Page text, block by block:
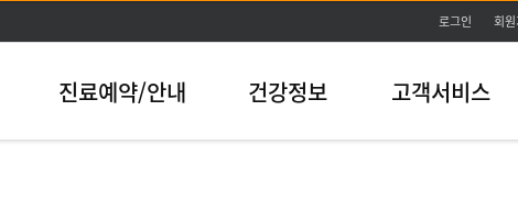
본문바로가기
로그인 회
진료예약/안내 건강정보 고객서비스